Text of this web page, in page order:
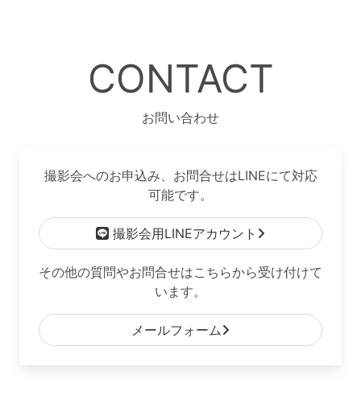
CONTACT
お問い合わせ
撮影会へのお申込み、お問合せはLINEにて対応
可能です。
撮影会用LINEアカウント
その他の質問やお問合せはこちらから受け付けて
います。
メールフォーム